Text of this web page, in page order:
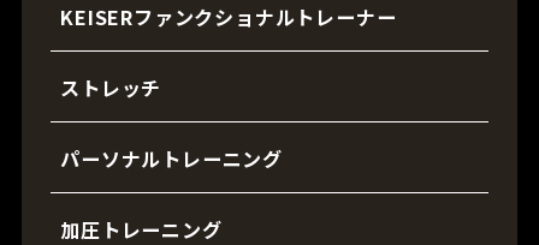
KEISERファンクショナルトレーナー
ストレッチ
パーソナルトレーニング
加圧トレーニング